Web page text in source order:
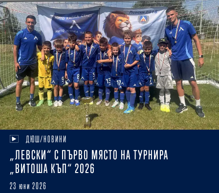
ДЮШ/НОВИНИ
„ЛЕВСКИ“ С ПЪРВО МЯСТО НА ТУРНИРА
„ВИТОША КЪП“ 2026
23 юни 2026